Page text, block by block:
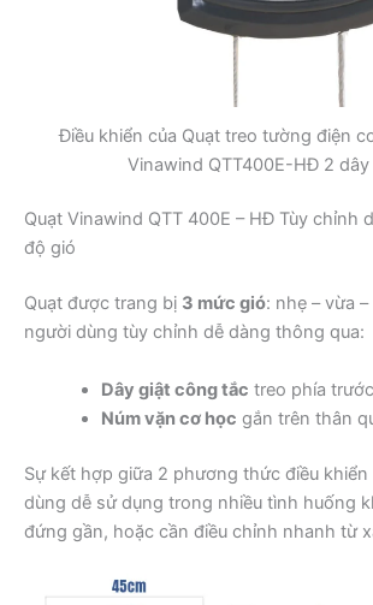
Điều khiển của Quạt treo tường điện
Vinawind QTT400E-HĐ 2
Quạt Vinawind QTT 400E – HĐ Tùy chỉnh
độ gió
Quạt được trang bị 3 mức gió: nhẹ – vừa
người dùng tùy chỉnh dễ dàng thông qua:
Dây giật công tắc treo phía
Núm vặn cơ học gắn trên thân
Sự kết hợp giữa 2 phương thức điều
dùng dễ sử dụng trong nhiều tình huống
đứng gần, hoặc cần điều chỉnh nhanh từ